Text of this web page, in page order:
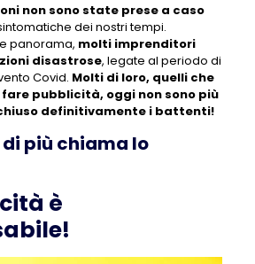
non sono state prese a caso
dei nostri tempi.
panorama, molti imprenditori
disastrose, legate al periodo di
Covid. Molti di loro, quelli che
fare pubblicità, oggi non sono più
definitivamente i battenti!
di più chiama lo
è